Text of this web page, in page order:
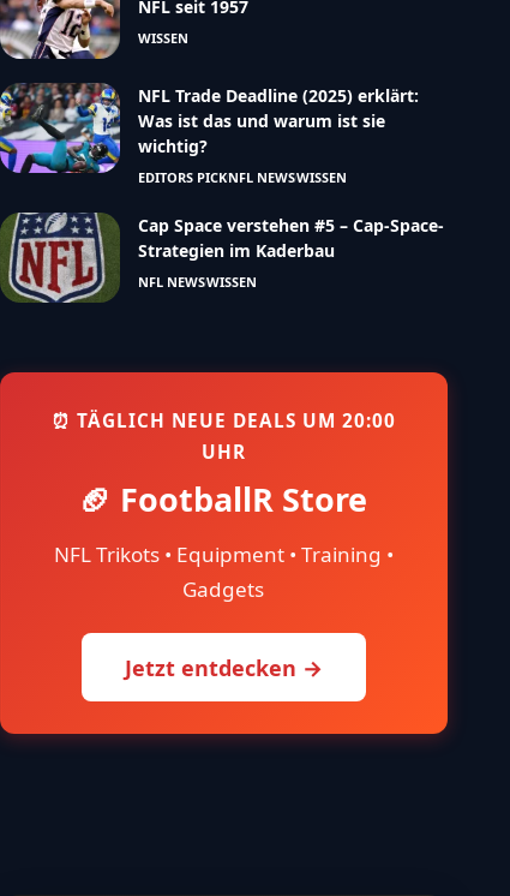
NFL seit 1957
WISSEN
NFL Trade Deadline (2025) erklärt:
Was ist das und warum ist sie
wichtig?
EDITORS PICKNFL NEWSWISSEN
Cap Space verstehen #5 – Cap-Space-
Strategien im Kaderbau
NFL NEWSWISSEN
⏰ TÄGLICH NEUE DEALS UM 20:00
UHR
🏈 FootballR Store
NFL Trikots • Equipment • Training •
Gadgets
Jetzt entdecken →